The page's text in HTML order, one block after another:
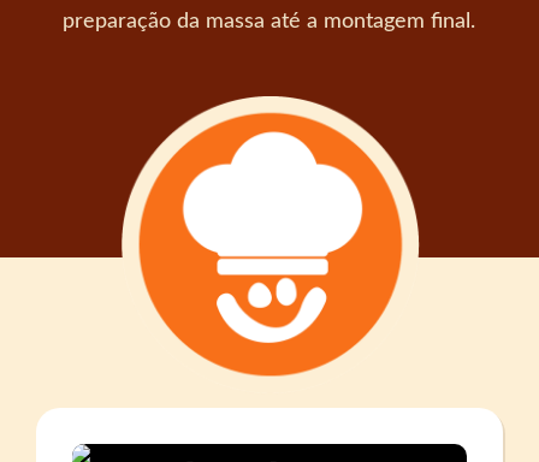
preparação da massa até a montagem final.